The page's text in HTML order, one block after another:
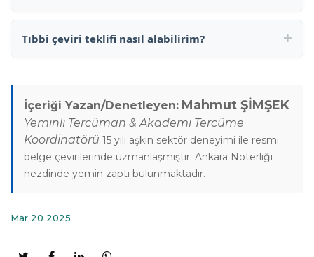
Tıbbi çeviri teklifi nasıl alabilirim? +
İçeriği Yazan/Denetleyen: Mahmut ŞİMŞEK
Yeminli Tercüman & Akademi Tercüme
Koordinatörü 15 yılı aşkın sektör deneyimi ile resmi
belge çevirilerinde uzmanlaşmıştır. Ankara Noterliği
nezdinde yemin zaptı bulunmaktadır.
Mar 20 2025